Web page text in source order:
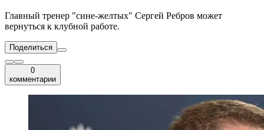
Главный тренер "сине-желтых" Сергей Ребров может
вернуться к клубной работе.
Поделиться
0
комментарии